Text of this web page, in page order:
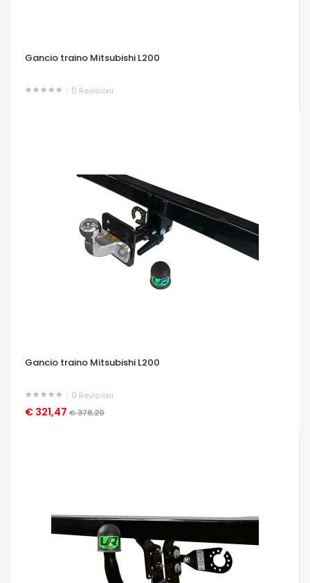
Gancio traino Mitsubishi L200
0 Revisioni
OCCHIATA VELOCE
Gancio traino Mitsubishi L200
0 Revisioni
€ 321,47 € 378,20
OCCHIATA VELOCE